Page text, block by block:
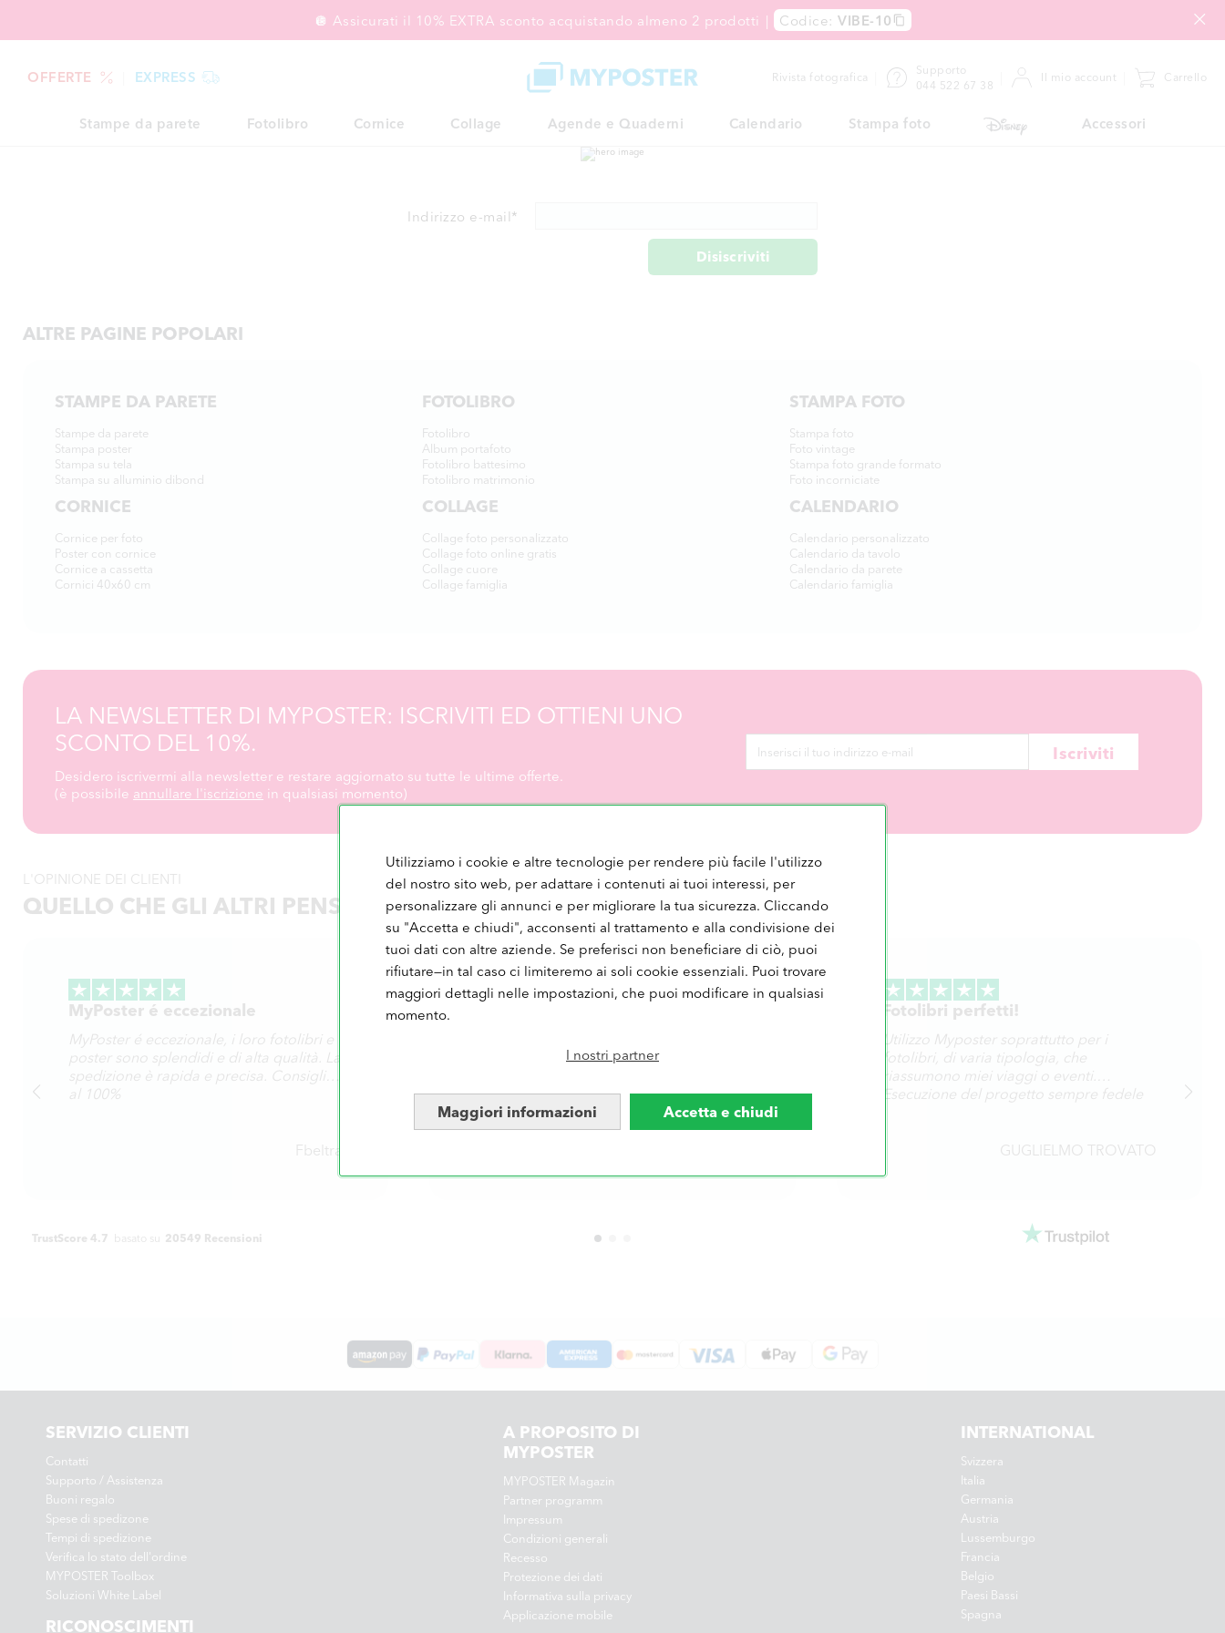
Utilizziamo i cookie e altre tecnologie per rendere più facile l'utilizzo
del nostro sito web, per adattare i contenuti ai tuoi interessi, per
personalizzare gli annunci e per migliorare la tua sicurezza. Cliccando
su "Accetta e chiudi", acconsenti al trattamento e alla condivisione dei
tuoi dati con altre aziende. Se preferisci non beneficiare di ciò, puoi
rifiutare—in tal caso ci limiteremo ai soli cookie essenziali. Puoi trovare
maggiori dettagli nelle impostazioni, che puoi modificare in qualsiasi
momento.
I nostri partner
Maggiori informazioni Accetta e chiudi
🪩 Assicurati il 10% EXTRA sconto acquistando almeno 2 prodotti | Codice: VIBE-10
OFFERTE EXPRESS Rivista fotografica
Supporto
044 522 67 38
Il mio account Carrello
Stampe da parete Fotolibro Cornice Collage Agende e Quaderni Calendario Stampa foto Accessori
Indirizzo e-mail*
Disiscriviti
ALTRE PAGINE POPOLARI
STAMPE DA PARETE
Stampe da parete
Stampa poster
Stampa su tela
Stampa su alluminio dibond
FOTOLIBRO
Fotolibro
Album portafoto
Fotolibro battesimo
Fotolibro matrimonio
STAMPA FOTO
Stampa foto
Foto vintage
Stampa foto grande formato
Foto incorniciate
CORNICE
Cornice per foto
Poster con cornice
Cornice a cassetta
Cornici 40x60 cm
COLLAGE
Collage foto personalizzato
Collage foto online gratis
Collage cuore
Collage famiglia
CALENDARIO
Calendario personalizzato
Calendario da tavolo
Calendario da parete
Calendario famiglia
LA NEWSLETTER DI MYPOSTER: ISCRIVITI ED OTTIENI UNO
SCONTO DEL 10%.
Iscriviti
Desidero iscrivermi alla newsletter e restare aggiornato su tutte le ultime offerte.
(è possibile annullare l'iscrizione in qualsiasi momento)
L'OPINIONE DEI CLIENTI
QUELLO CHE GLI ALTRI PENSANO DI NOI
MyPoster é eccezionale
MyPoster é eccezionale, i loro fotolibri e
poster sono splendidi e di alta qualità. La
spedizione è rapida e precisa. Consiglio
al 100%
Fbeltra
eccellente e servizio clienti all'altezza di
di non fare altri acquisti ma vista la
qualità e la professionalità nella gestione
di un problema mi sono ricreduto.
Fotolibri perfetti!
Utilizzo Myposter soprattutto per i
fotolibri, di varia tipologia, che
riassumono miei viaggi o eventi.
Esecuzione del progetto sempre fedele
GUGLIELMO TROVATO
TrustScore 4.7 basato su 20549 Recensioni
A PROPOSITO DI
MYPOSTER
MYPOSTER Magazin
Partner programm
Impressum
Condizioni generali
Recesso
Protezione dei dati
Informativa sulla privacy
Applicazione mobile
RICONOSCIMENTI
SERVIZIO CLIENTI
Contatti
Supporto / Assistenza
Buoni regalo
Spese di spedizone
Tempi di spedizione
Verifica lo stato dell'ordine
MYPOSTER Toolbox
Soluzioni White Label
INTERNATIONAL
Svizzera
Italia
Germania
Austria
Lussemburgo
Francia
Belgio
Paesi Bassi
Spagna